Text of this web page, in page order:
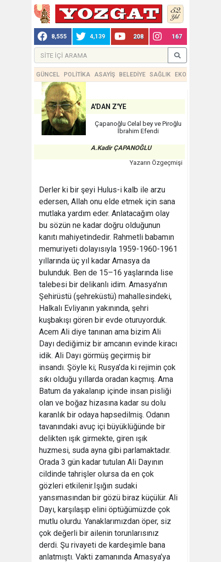
8,555 4,139 208 167
GÜNCEL POLİTİKA ASAYİŞ BELEDİYE SAĞLIK EKONOMİ
A'DAN Z'YE
Çapanoğlu Celal bey ve Piroğlu
İbrahim Efendi
A.Kadir ÇAPANOĞLU
Yazarın Özgeçmişi
Derler ki bir şeyi Hulus-i kalb ile arzu
edersen, Allah onu elde etmek için sana
mutlaka yardım eder. Anlatacağım olay
bu sözün ne kadar doğru olduğunun
kanıtı mahiyetindedir. Rahmetli babamın
memuriyeti dolayısıyla 1959-1960-1961
yıllarında üç yıl kadar Amasya da
bulunduk. Ben de 15–16 yaşlarında lise
talebesi bir delikanlı idim. Amasya’nın
Şehirüstü (şehreküstü) mahallesindeki,
Halkalı Evliyanın yakınında, şehri
kuşbakışı gören bir evde oturuyorduk.
Acem Ali diye tanınan ama bizim Ali
Dayı dediğimiz bir amcanın evinde kiracı
idik. Ali Dayı görmüş geçirmiş bir
insandı. Şöyle ki; Rusya’da ki rejimin çok
sıkı olduğu yıllarda oradan kaçmış. Ama
Batum da yakalanıp içinde insan pisliği
olan ve boğaz hizasına kadar su dolu
karanlık bir odaya hapsedilmiş. Odanın
tavanındaki avuç içi büyüklüğünde bir
delikten ışık girmekte, giren ışık
huzmesi, suda ayna gibi parlamaktadır.
Orada 3 gün kadar tutulan Ali Dayının
cildinde tahrişler olursa da en çok
gözleri etkilenir.Işığın sudaki
yansımasından bir gözü biraz küçülür. Ali
Dayı, karşılaşıp elini öptüğümüzde çok
mutlu olurdu. Yanaklarımızdan öper, siz
çok değerli bir ailenin torunlarısınız
derdi. Şu rivayeti de kardeşimle bana
anlatmıştı. Vakti zamanında Amasya’ya